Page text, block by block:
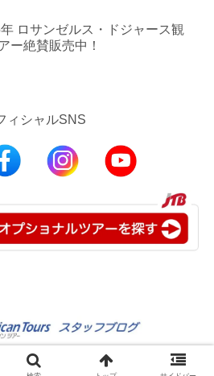
ロサンゼルス・ドジャース観
ー絶賛販売中！
ィシャルSNS
2025 JTB USA Inc.